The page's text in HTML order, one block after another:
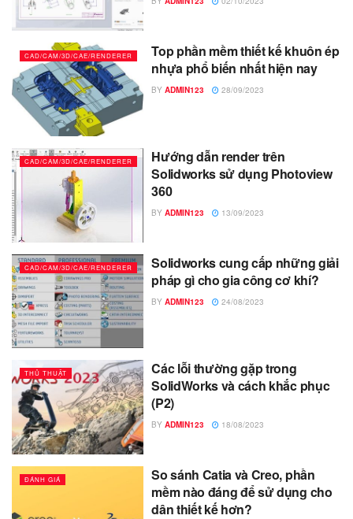
CAD/CAM/3D/CAE/RENDERER
Top phần mềm thiết kế khuôn ép
nhựa phổ biến nhất hiện nay
BY ADMIN123 28/09/2023
CAD/CAM/3D/CAE/RENDERER
Hướng dẫn render trên
Solidworks sử dụng Photoview
360
BY ADMIN123 13/09/2023
CAD/CAM/3D/CAE/RENDERER
Solidworks cung cấp những giải
pháp gì cho gia công cơ khí?
BY ADMIN123 24/08/2023
THỦ THUẬT
Các lỗi thường gặp trong
SolidWorks và cách khắc phục
(P2)
BY ADMIN123 18/08/2023
ĐÁNH GIÁ
So sánh Catia và Creo, phần
mềm nào đáng để sử dụng cho
dân thiết kế hơn?